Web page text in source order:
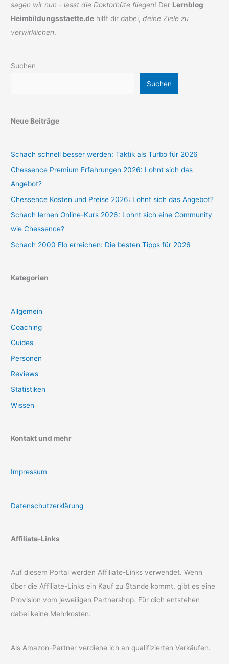
sagen wir nun - lasst die Doktorhüte fliegen! Der Lernblog
Heimbildungsstaette.de hilft dir dabei,deine Ziele zu
verwirklichen.
Suchen
Suchen
Neue Beiträge
Schach schnell besser werden: Taktik als Turbo für 2026
Chessence Premium Erfahrungen 2026: Lohnt sich das
Angebot?
Chessence Kosten und Preise 2026: Lohnt sich das Angebot?
Schach lernen Online-Kurs 2026: Lohnt sich eine Community
wie Chessence?
Schach 2000 Elo erreichen: Die besten Tipps für 2026
Kategorien
Allgemein
Coaching
Guides
Personen
Reviews
Statistiken
Wissen
Kontakt und mehr
Impressum
Datenschutzerklärung
Affiliate-Links
Auf diesem Portal werden Affiliate-Links verwendet. Wenn
über die Affiliate-Links ein Kauf zu Stande kommt, gibt es eine
Provision vom jeweiligen Partnershop. Für dich entstehen
dabei keine Mehrkosten.
Als Amazon-Partner verdiene ich an qualifizierten Verkäufen.